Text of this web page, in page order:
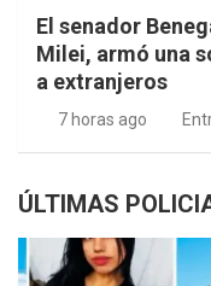
El senador
Milei, armó una
a extranjeros
7 horas ago
ÚLTIMAS